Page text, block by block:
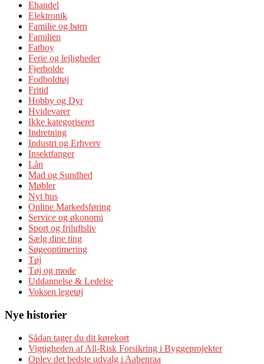
Ehandel
Elektronik
Familie og børn
Familien
Fatboy
Ferie og lejligheder
Fjerbolde
Fodboldtøj
Fritid
Hobby og Dyr
Hvidevarer
Ikke kategoriseret
Indretning
Industri og Erhverv
Insektfanger
Lån
Mad og Sundhed
Møbler
Nyt hus
Online Markedsføring
Service og økonomi
Sport og friluftsliv
Sælg dine ting
Søgeoptimering
Tøj
Tøj og mode
Uddannelse & Ledelse
Voksen legetøj
Nye historier
Sådan tager du dit kørekort
Vigtigheden af All-Risk Forsikring i Byggeprojekter
Oplev det bedste udvalg i Aabenraa